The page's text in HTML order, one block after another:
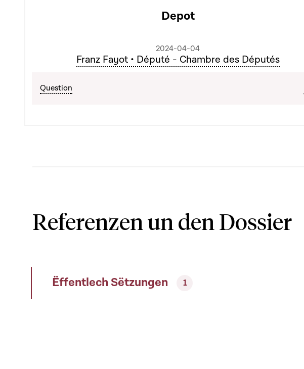
Depot
2024-04-04
Franz Fayot • Député - Chambre des Députés
Question
Referenzen un den Dossier
Ëffentlech Sëtzungen 1